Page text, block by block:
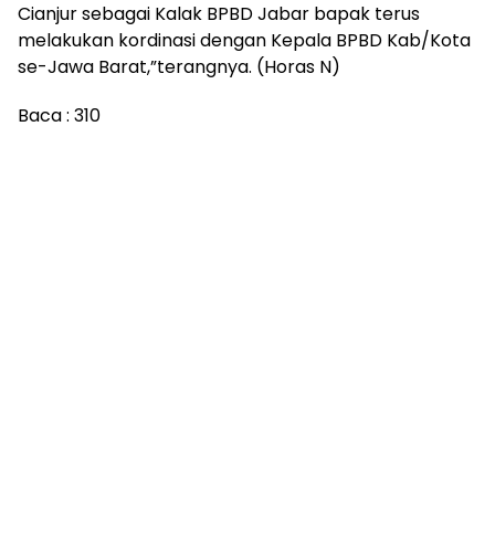
Cianjur sebagai Kalak BPBD Jabar bapak terus
melakukan kordinasi dengan Kepala BPBD Kab/Kota
se-Jawa Barat,”terangnya. (Horas N)
Baca : 310